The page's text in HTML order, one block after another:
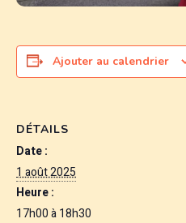
Ajouter au calendrier
DÉTAILS
Date :
1 août 2025
Heure :
17h00 à 18h30